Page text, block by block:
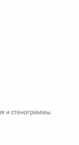
и стенограммы